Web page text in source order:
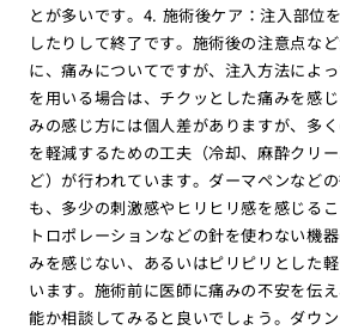
とが多いです。4. 施術後ケア：注入部位
したりして終了です。施術後の注意点な
に、痛みについてですが、注入方法によ
を用いる場合は、チクッとした痛みを感
みの感じ方には個人差がありますが、多
を軽減するための工夫（冷却、麻酔クリ
ど）が行われています。ダーマペンなど
も、多少の刺激感やヒリヒリ感を感じる
トロポレーションなどの針を使わない機
みを感じない、あるいはピリピリとした
います。施術前に医師に痛みの不安を伝
能か相談してみると良いでしょう。ダウ